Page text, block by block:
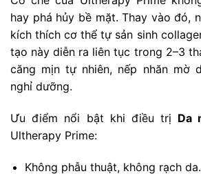
hay phá hủy bề mặt. Thay vào đó,
kích thích cơ thể tự sản sinh
tạo này diễn ra liên tục trong 2–3
căng mịn tự nhiên, nếp nhăn mờ
nghỉ dưỡng.
Ưu điểm nổi bật khi điều trị Da
Ultherapy Prime:
Không phẫu thuật, không rạch da.